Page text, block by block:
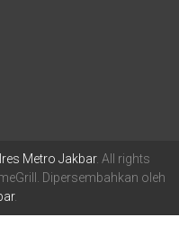
Metro Jakbar. All rights
Dipersembahkan oleh
.